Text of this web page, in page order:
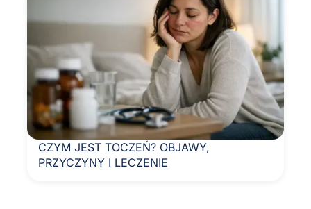
CZYM JEST TOCZEŃ? OBJAWY,
PRZYCZYNY I LECZENIE